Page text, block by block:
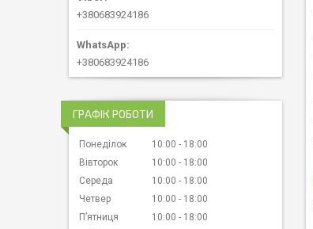
+380683924186
+380683924186
ГРАФІК РОБОТИ
Понеділок 10:00
18:00
Вівторок
10:00
18:00
Середа
10:00
18:00
Четвер
10:00
18:00
Пʼятниця
10:00
18:00